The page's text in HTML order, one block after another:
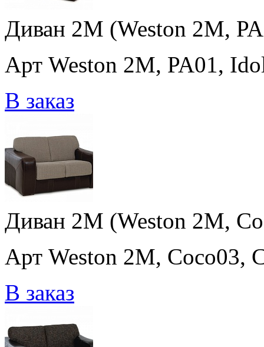
Диван 2M (Weston 2M,
Арт Weston 2M, PA01,
В заказ
Диван 2M (Weston 2M,
Арт Weston 2M, Coco03,
В заказ